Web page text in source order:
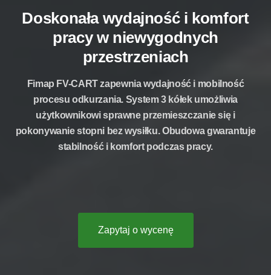
Doskonała wydajność i komfort
pracy w niewygodnych
przestrzeniach
Fimap FV-CART zapewnia wydajność i mobilność
procesu odkurzania. System 3 kółek umożliwia
użytkownikowi sprawne przemieszczanie się i
pokonywanie stopni bez wysiłku. Obudowa gwarantuje
stabilność i komfort podczas pracy.
Zapytaj o wycenę